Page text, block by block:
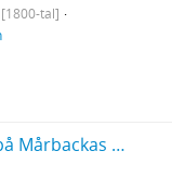
[1800-tal]
Hunden Karr som valp, på Mårbackas veranda